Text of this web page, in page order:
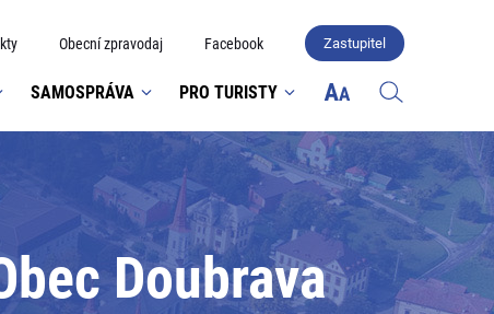
Obecní zpravodaj Facebook Zastupitel
SAMOSPRÁVA PRO TURISTY
Doubrava